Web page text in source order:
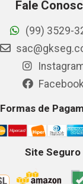
Fale
(99) 3529-
Formas de
Site Seguro